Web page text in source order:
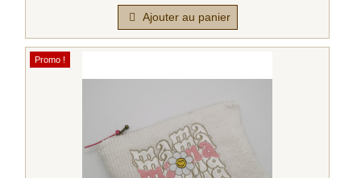
Ajouter au panier
Promo !